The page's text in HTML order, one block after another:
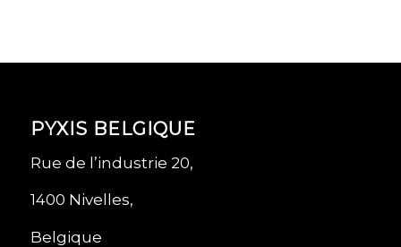
PYXIS BELGIQUE
Rue de l’industrie 20,
1400 Nivelles,
Belgique